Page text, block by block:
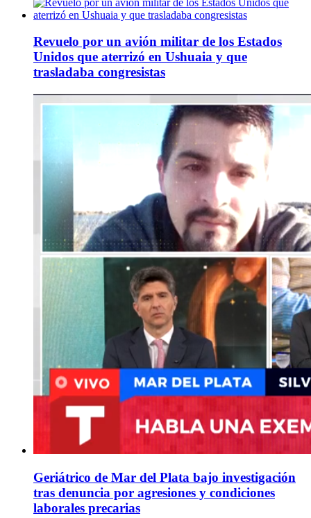
Revuelo por un avión militar de los Estados
Unidos que aterrizó en Ushuaia y que
trasladaba congresistas
Geriátrico de Mar del Plata bajo investigación
tras denuncia por agresiones y condiciones
laborales precarias